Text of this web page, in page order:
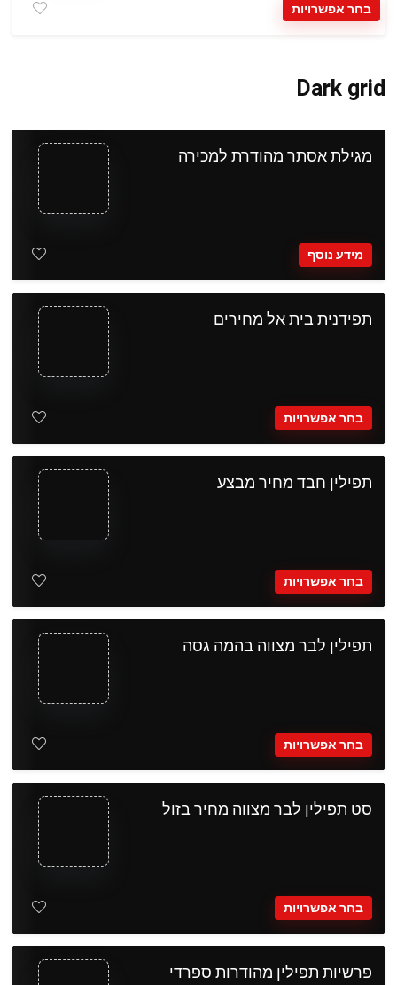
בחר אפשרויות
Dark grid
מגילת אסתר מהודרת למכירה
מידע נוסף
תפידנית בית אל מחירים
בחר אפשרויות
תפילין חבד מחיר מבצע
בחר אפשרויות
תפילין לבר מצווה בהמה גסה
בחר אפשרויות
סט תפילין לבר מצווה מחיר בזול
בחר אפשרויות
פרשיות תפילין מהודרות ספרדי